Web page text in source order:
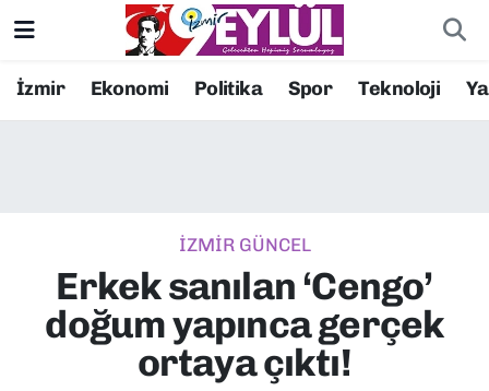
İzmir Ekonomi Politika Spor Teknoloji
İZMİR GÜNCEL
Erkek sanılan ‘Cengo’
doğum yapınca gerçek
ortaya çıktı!
Resmi İlanlar
EKONOMİ
KÜLTÜR SANAT
Konak Nöbetçi Eczaneler
Süper Lig Puan Durumu ve Fikstür
Tüm Manşetler
Son Dakika Haberleri